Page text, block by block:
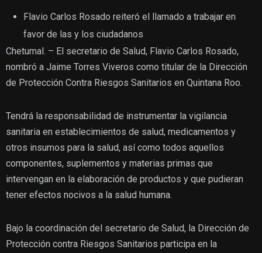
Flavio Carlos Rosado reiteró el llamado a trabajar en
favor de las y los ciudadanos
Chetumal. – El secretario de Salud, Flavio Carlos Rosado,
nombró a Jaime Torres Viveros como titular de la Dirección
de Protección Contra Riesgos Sanitarios en Quintana Roo.
Tendrá la responsabilidad de instrumentar la vigilancia
sanitaria en establecimientos de salud, medicamentos y
otros insumos para la salud, así como todos aquellos
componentes, suplementos y materias primas que
intervengan en la elaboración de productos y que pudieran
tener efectos nocivos a la salud humana.
Bajo la coordinación del secretario de Salud, la Dirección de
Protección contra Riesgos Sanitarios participa en la